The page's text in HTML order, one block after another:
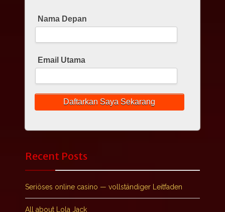
Nama Depan
Email Utama
Recent Posts
Seriöses online casino — vollständiger Leitfaden
All about Lola Jack